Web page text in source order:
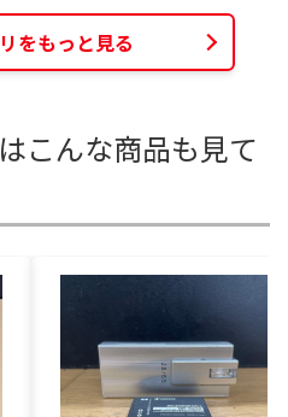
をもっと見る
こんな商品も見て